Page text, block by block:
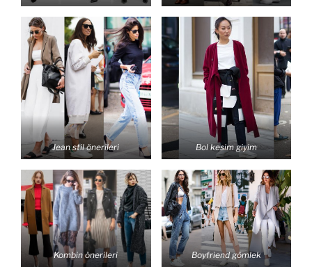
Jean stil önerileri Bol kesim giyim
Kombin önerileri Boyfriend gömlek